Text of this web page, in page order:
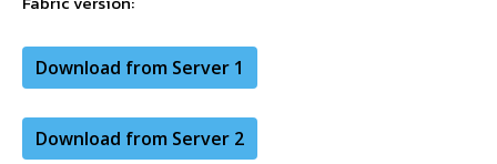
Download from Server 1
Download from Server 2